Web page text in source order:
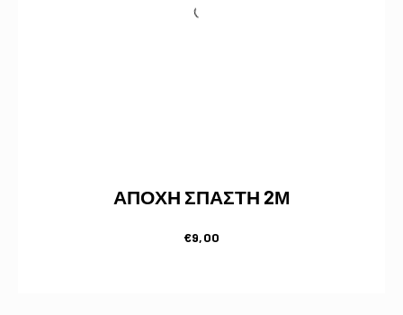
ΑΠΟΧΗ ΣΠΑΣΤΗ 2Μ
€9,00